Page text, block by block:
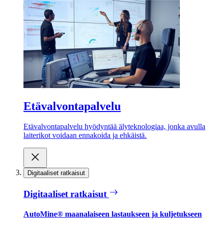
Etävalvontapalvelu
Etävalvontapalvelu hyödyntää älyteknologiaa, jonka avulla
laiterikot voidaan ennakoida ja ehkäistä.
Digitaaliset ratkaisut
Digitaaliset ratkaisut
AutoMine® maanalaiseen lastaukseen ja kuljetukseen